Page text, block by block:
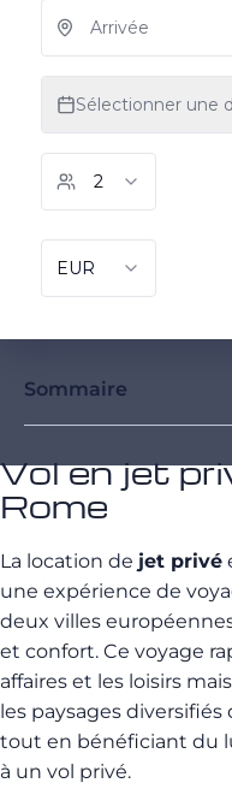
Sommaire
Vol en jet
Rome
La location de jet privé
une expérience de
deux villes
et confort. Ce voyage
affaires et les loisirs
les paysages
tout en bénéficiant du
à un vol privé.